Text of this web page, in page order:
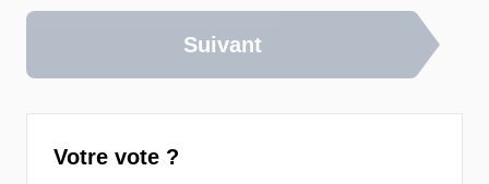
Suivant
Votre vote ?